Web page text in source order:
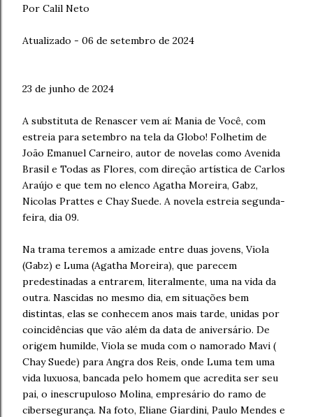
Por Calil Neto
Atualizado - 06 de setembro de 2024
23 de junho de 2024
A substituta de Renascer vem aí: Mania de Você, com
estreia para setembro na tela da Globo! Folhetim de
João Emanuel Carneiro, autor de novelas como Avenida
Brasil e Todas as Flores, com direção artística de Carlos
Araújo e que tem no elenco Agatha Moreira, Gabz,
Nicolas Prattes e Chay Suede. A novela estreia segunda-
feira, dia 09.
Na trama teremos a amizade entre duas jovens, Viola
(Gabz) e Luma (Agatha Moreira), que parecem
predestinadas a entrarem, literalmente, uma na vida da
outra. Nascidas no mesmo dia, em situações bem
distintas, elas se conhecem anos mais tarde, unidas por
coincidências que vão além da data de aniversário. De
origem humilde, Viola se muda com o namorado Mavi (
Chay Suede) para Angra dos Reis, onde Luma tem uma
vida luxuosa, bancada pelo homem que acredita ser seu
pai, o inescrupuloso Molina, empresário do ramo de
cibersegurança. Na foto, Eliane Giardini, Paulo Mendes e